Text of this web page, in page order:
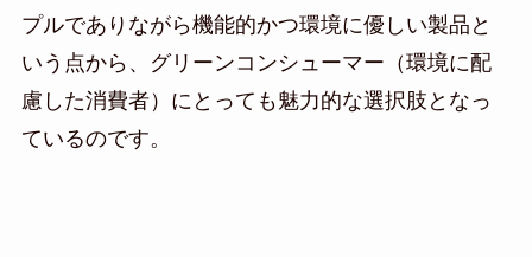
プルでありながら機能的かつ環境に優しい製品と
いう点から、グリーンコンシューマー（環境に配
慮した消費者）にとっても魅力的な選択肢となっ
ているのです。